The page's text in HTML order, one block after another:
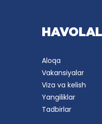
Aloqa
Vakansiyalar
Viza va kelish
Yangiliklar
Tadbirlar